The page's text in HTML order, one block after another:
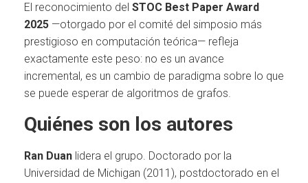
El reconocimiento del STOC Best Paper Award
2025 —otorgado por el comité del simposio más
prestigioso en computación teórica— refleja
exactamente este peso: no es un avance
incremental, es un cambio de paradigma sobre lo que
se puede esperar de algoritmos de grafos.
Quiénes son los autores
Ran Duan lidera el grupo. Doctorado por la
Universidad de Michigan (2011), postdoctorado en el